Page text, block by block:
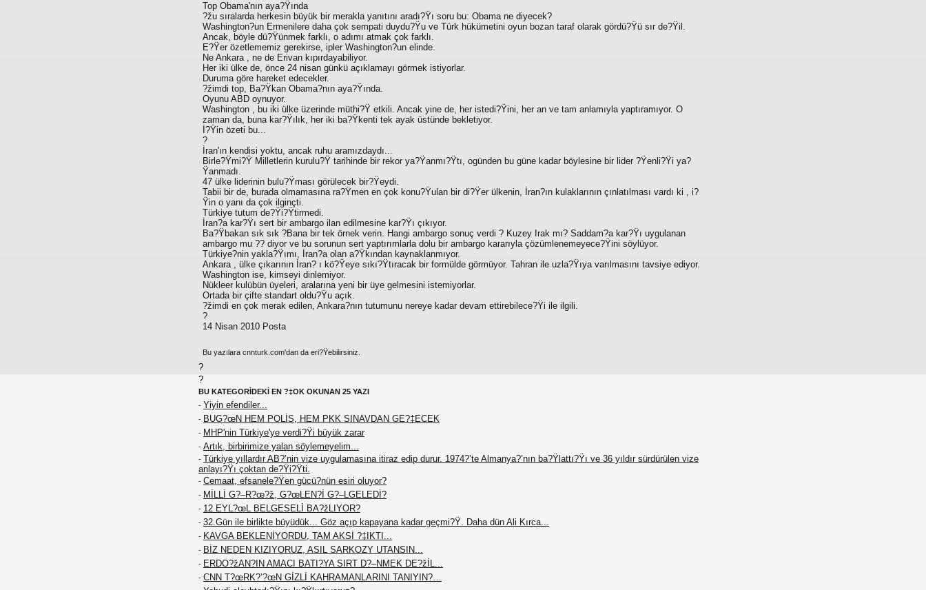
Top Obama'nın aya?Ÿında
?žu sıralarda herkesin büyük bir merakla yanıtını aradı?Ÿı soru bu: Obama ne diyecek?
Washington?un Ermenilere daha çok sempati duydu?Ÿu ve Türk hükümetini oyun bozan taraf olarak gördü?Ÿü sır de?Ÿil.
Ancak, böyle dü?Ÿünmek farklı, o adımı atmak çok farklı.
E?Ÿer özetlememiz gerekirse, ipler Washington?un elinde.
Ne Ankara , ne de Erivan kıpırdayabiliyor.
Her iki ülke de, önce 24 nisan günkü açıklamayı görmek istiyorlar.
Duruma göre hareket edecekler.
?žimdi top, Ba?Ÿkan Obama?nın aya?Ÿında.
Oyunu ABD oynuyor.
Washington , bu iki ülke üzerinde müthi?Ÿ etkili. Ancak yine de, her istedi?Ÿini, her an ve tam anlamıyla yaptıramıyor. O
zaman da, buna kar?Ÿılık, her iki ba?Ÿkenti tek ayak üstünde bekletiyor.
İ?Ÿin özeti bu...
?
İran'ın kendisi yoktu, ancak ruhu aramızdaydı...
Birle?Ÿmi?Ÿ Milletlerin kurulu?Ÿ tarihinde bir rekor ya?Ÿanmı?Ÿtı, ogünden bu güne kadar böylesine bir lider ?Ÿenli?Ÿi ya?
Ÿanmadı.
47 ülke liderinin bulu?Ÿması görülecek bir?Ÿeydi.
Tabii bir de, burada olmamasına ra?Ÿmen en çok konu?Ÿulan bir di?Ÿer ülkenin, İran?ın kulaklarının çınlatılması vardı ki , i?
Ÿin o yanı da çok ilginçti.
Türkiye tutum de?Ÿi?Ÿtirmedi.
İran?a kar?Ÿı sert bir ambargo ilan edilmesine kar?Ÿı çıkıyor.
Ba?Ÿbakan sık sık ?Bana bir tek örnek verin. Hangi ambargo sonuç verdi ? Kuzey Irak mı? Saddam?a kar?Ÿı uygulanan
ambargo mu ?? diyor ve bu sorunun sert yaptırımlarla dolu bir ambargo kararıyla çözümlenemeyece?Ÿini söylüyor.
Türkiye?nin yakla?Ÿımı, İran?a olan a?Ÿkından kaynaklanmıyor.
Ankara , ülke çıkarının İran? ı kö?Ÿeye sıkı?Ÿtıracak bir formülde görmüyor. Tahran ile uzla?Ÿıya varılmasını tavsiye ediyor.
Washington ise, kimseyi dinlemiyor.
Nükleer kulübün üyeleri, aralarına yeni bir üye gelmesini istemiyorlar.
Ortada bir çifte standart oldu?Ÿu açık.
?žimdi en çok merak edilen, Ankara?nın tutumunu nereye kadar devam ettirebilece?Ÿi ile ilgili.
?
14 Nisan 2010 Posta
Bu yazılara cnnturk.com'dan da eri?Ÿebilirsiniz.
?
?
BU KATEGORİDEKİ EN ?‡OK OKUNAN 25 YAZI
- Yiyin efendiler...
- BUG?œN HEM POLİS, HEM PKK SINAVDAN GE?‡ECEK
- MHP'nin Türkiye'ye verdi?Ÿi büyük zarar
- Artık, birbirimize yalan söylemeyelim...
- Türkiye yıllardır AB?’nin vize uygulamasına itiraz edip durur. 1974?’te Almanya?’nın ba?Ÿlattı?Ÿı ve 36 yıldır sürdürülen vize
anlayı?Ÿı çoktan de?Ÿi?Ÿti.
- Cemaat, efsanele?Ÿen gücü?nün esiri oluyor?
- MİLLİ G?–R?œ?ž, G?œLEN?İ G?–LGELEDİ?
- 12 EYL?œL BELGESELİ BA?žLIYOR?
- 32.Gün ile birlikte büyüdük... Göz açıp kapayana kadar geçmi?Ÿ. Daha dün Ali Kırca...
- KAVGA BEKLENİYORDU, TAM AKSİ ?‡IKTI...
- BİZ NEDEN KIZIYORUZ, ASIL SARKOZY UTANSIN...
- ERDO?žAN?IN AMACI BATI?YA SIRT D?–NMEK DE?žİL...
- CNN T?œRK?’?œN GİZLİ KAHRAMANLARINI TANIYIN?…